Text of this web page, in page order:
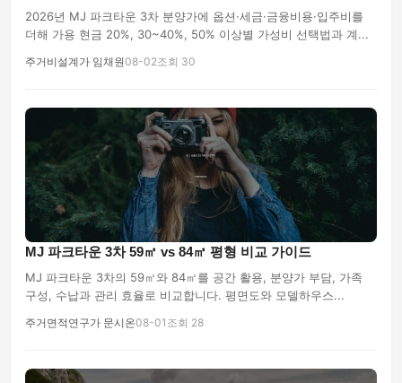
2026년 MJ 파크타운 3차 분양가에 옵션·세금·금융비용·입주비를
더해 가용 현금 20%, 30~40%, 50% 이상별 가성비 선택법과 계...
주거비설계가 임채원08-02조회 30
MJ 파크타운 3차 59㎡ vs 84㎡ 평형 비교 가이드
MJ 파크타운 3차의 59㎡와 84㎡를 공간 활용, 분양가 부담, 가족
구성, 수납과 관리 효율로 비교합니다. 평면도와 모델하우스...
주거면적연구가 문시온08-01 조회 28